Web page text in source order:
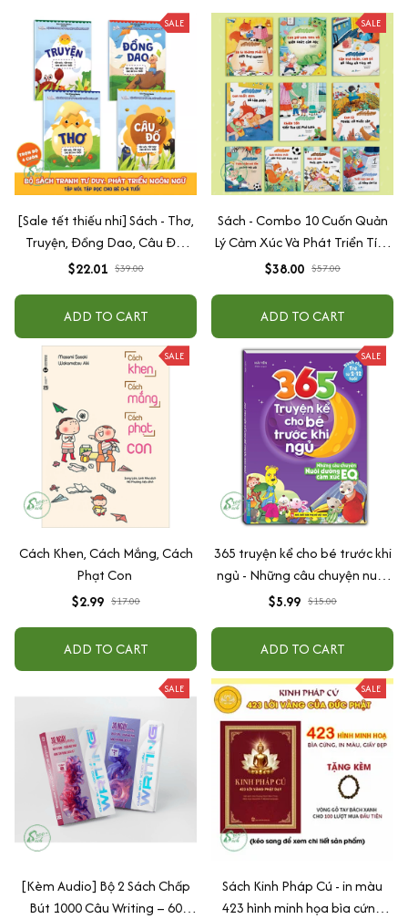
SALE
[Sale tết thiếu nhi] Sách - Thơ,
Truyện, Đồng Dao, Câu Đố,
Tập Nói Tập Đọc Cho Bé 0-6
$22.01 $39.00
ADD TO CART
SALE
Sách - Combo 10 Cuốn Quản
Lý Cảm Xúc Và Phát Triển Tính
Cách Cho Bé Từ 2 - 6 Tuổi
$38.00 $57.00
ADD TO CART
SALE
Cách Khen, Cách Mắng, Cách
Phạt Con
$2.99 $17.00
ADD TO CART
SALE
365 truyện kể cho bé trước khi
ngủ - Những câu chuyện nuôi
dưỡng cảm xúc EQ (2-12 tuổi)
$5.99 $15.00
ADD TO CART
SALE
[Kèm Audio] Bộ 2 Sách Chấp
Bút 1000 Câu Writing – 60
SALE
Sách Kinh Pháp Cú - in màu
423 hình minh họa bìa cứng